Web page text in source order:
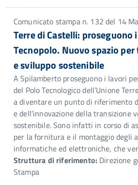
Comunicato stampa n. 132 del 14
Terre di Castelli: proseguono
Tecnopolo. Nuovo spazio
e sviluppo sostenibile
A Spilamberto proseguono i lavori
del Polo Tecnologico dell’Unione
a diventare un punto di riferimento
e dell’innovazione della transizione
sostenibile. Sono infatti in corso di
per la fornitura e il montaggio degli
informatiche ed elettroniche, che
Struttura di riferimento: Direzione
Stampa